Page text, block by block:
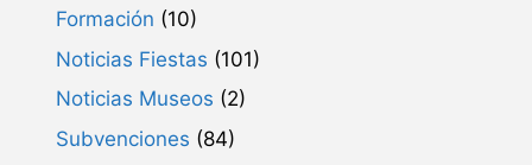
Formación (10)
Noticias Fiestas (101)
Noticias Museos (2)
Subvenciones (84)